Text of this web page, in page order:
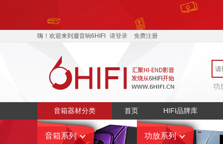
嗨！欢迎来到遛音响6HIFI 请登录 免费注册
功
音箱器材分类 首页 HIFI品牌库
音箱系列 功放系列